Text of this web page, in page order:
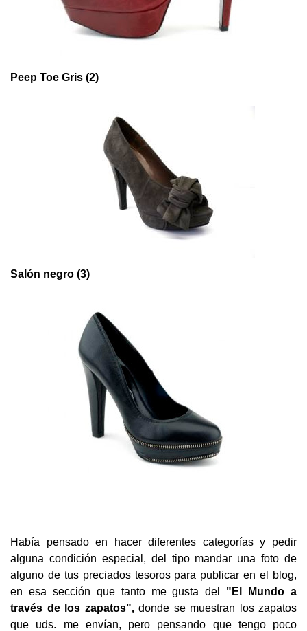
Peep Toe Gris (2)
Salón negro (3)
Había pensado en hacer diferentes categorías y pedir
alguna condición especial, del tipo mandar una foto de
alguno de tus preciados tesoros para publicar en el blog,
en esa sección que tanto me gusta del "El Mundo a
través de los zapatos",donde se muestran los zapatos
que uds. me envían, pero pensando que tengo poco